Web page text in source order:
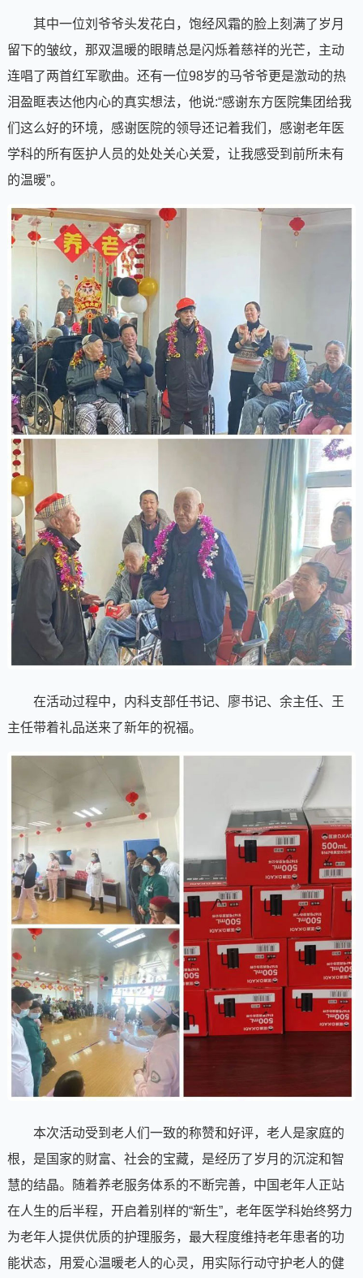
其中一位刘爷爷头发花白，饱经风霜的脸上刻满了岁月
留下的皱纹，那双温暖的眼睛总是闪烁着慈祥的光芒，主动
连唱了两首红军歌曲。还有一位98岁的马爷爷更是激动的热
泪盈眶表达他内心的真实想法，他说:“感谢东方医院集团给我
们这么好的环境，感谢医院的领导还记着我们，感谢老年医
学科的所有医护人员的处处关心关爱，让我感受到前所未有
的温暖”。
在活动过程中，内科支部任书记、廖书记、余主任、王
主任带着礼品送来了新年的祝福。
本次活动受到老人们一致的称赞和好评，老人是家庭的
根，是国家的财富、社会的宝藏，是经历了岁月的沉淀和智
慧的结晶。随着养老服务体系的不断完善，中国老年人正站
在人生的后半程，开启着别样的“新生”，老年医学科始终努力
为老年人提供优质的护理服务，最大程度维持老年患者的功
能状态，用爱心温暖老人的心灵，用实际行动守护老人的健